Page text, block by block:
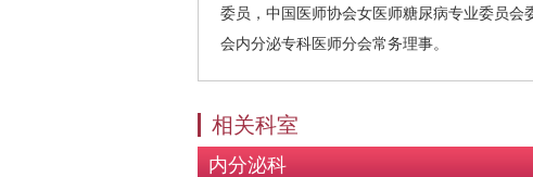
委员，中国医师协会女医师糖尿病专业委员
会内分泌专科医师分会常务理事。
相关科室
内分泌科